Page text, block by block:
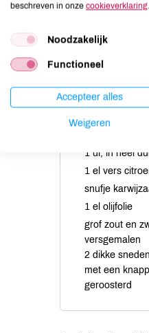
1 ui, in heel
1 el vers
snufje
1 el olijfolie
grof zout en
versgemalen
2 dikke
met een
geroosterd
beschreven in onze cookieverklaring.
Noodzakelijk
Functioneel
Accepteer alles
Weigeren